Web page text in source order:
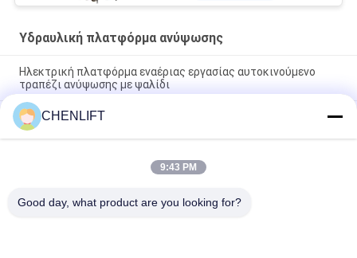
Υδραυλική πλατφόρμα ανύψωσης
Ηλεκτρική πλατφόρμα εναέριας εργασίας αυτοκινούμενο
τραπέζι ανύψωσης με ψαλίδι
10m Υδραυλική πλατφόρμα ανύψωσης Ηλεκτρική
αυτοκινούμενη ανύψωση με ψαλίδι με πλατφόρμα επέκτασης
450Kg φόρτωση
Υδραυλική πλατφόρμα ανύψωσης 10 μέτρων, αλουμινίου,
CHENLIFT
9:43 PM
Good day, what product are you looking for?